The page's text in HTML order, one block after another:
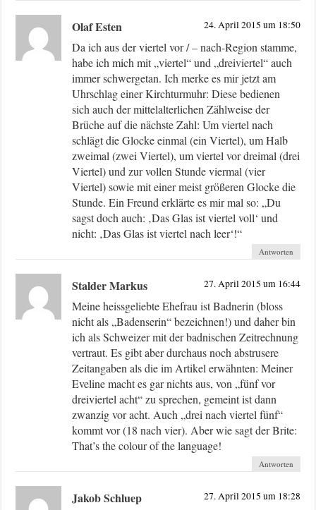
Olaf Esten 24. April 2015 um 18:50
Da ich aus der viertel vor / – nach-Region stamme,
habe ich mich mit „viertel“ und „dreiviertel“ auch
immer schwergetan. Ich merke es mir jetzt am
Uhrschlag einer Kirchturmuhr: Diese bedienen
sich auch der mittelalterlichen Zählweise der
Brüche auf die nächste Zahl: Um viertel nach
schlägt die Glocke einmal (ein Viertel), um Halb
zweimal (zwei Viertel), um viertel vor dreimal (drei
Viertel) und zur vollen Stunde viermal (vier
Viertel) sowie mit einer meist größeren Glocke die
Stunde. Ein Freund erklärte es mir mal so: „Du
sagst doch auch: ‚Das Glas ist viertel voll‘ und
nicht: ‚Das Glas ist viertel nach leer‘!“
Antworten
Stalder Markus 27. April 2015 um 16:44
Meine heissgeliebte Ehefrau ist Badnerin (bloss
nicht als „Badenserin“ bezeichnen!) und daher bin
ich als Schweizer mit der badnischen Zeitrechnung
vertraut. Es gibt aber durchaus noch abstrusere
Zeitangaben als die im Artikel erwähnten: Meiner
Eveline macht es gar nichts aus, von „fünf vor
dreiviertel acht“ zu sprechen, gemeint ist dann
zwanzig vor acht. Auch „drei nach viertel fünf“
kommt vor (18 nach vier). Aber wie sagt der Brite:
That’s the colour of the language!
Antworten
Jakob Schluep 27. April 2015 um 18:28